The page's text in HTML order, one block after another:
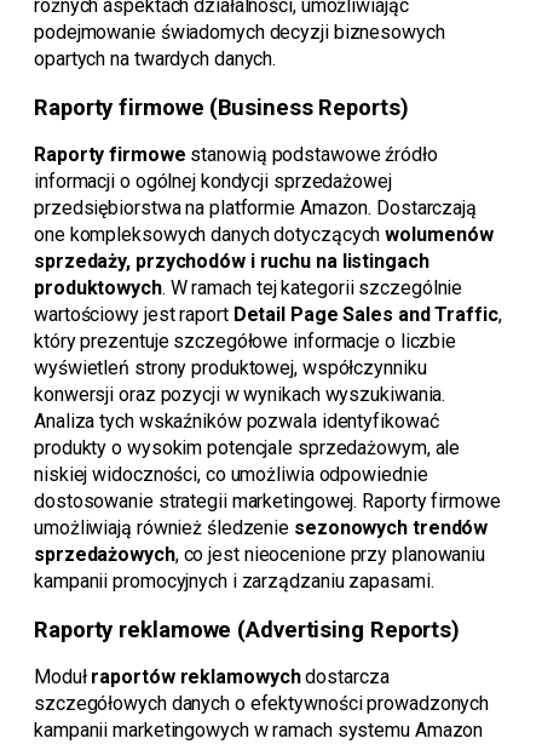
różnych aspektach działalności, umożliwiając
podejmowanie świadomych decyzji biznesowych
opartych na twardych danych.
Raporty firmowe (Business Reports)
Raporty firmowe stanowią podstawowe źródło
informacji o ogólnej kondycji sprzedażowej
przedsiębiorstwa na platformie Amazon. Dostarczają
one kompleksowych danych dotyczącychwolumenów
sprzedaży, przychodów i ruchu na listingach
produktowych. W ramach tej kategorii szczególnie
wartościowy jest raport Detail Page Sales and Traffic,
który prezentuje szczegółowe informacje o liczbie
wyświetleń strony produktowej, współczynniku
konwersji oraz pozycji w wynikach wyszukiwania.
Analiza tych wskaźników pozwala identyfikować
produkty o wysokim potencjale sprzedażowym, ale
niskiej widoczności, co umożliwia odpowiednie
dostosowanie strategii marketingowej. Raporty firmowe
umożliwiają również śledzenie sezonowych trendów
sprzedażowych, co jest nieocenione przy planowaniu
kampanii promocyjnych i zarządzaniu zapasami.
Raporty reklamowe (Advertising Reports)
Moduł raportów reklamowychdostarcza
szczegółowych danych o efektywności prowadzonych
kampanii marketingowych w ramach systemu Amazon